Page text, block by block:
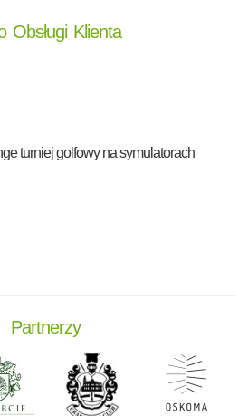
Obsługi Klienta
turniej golfowy na symulatorach
Partnerzy